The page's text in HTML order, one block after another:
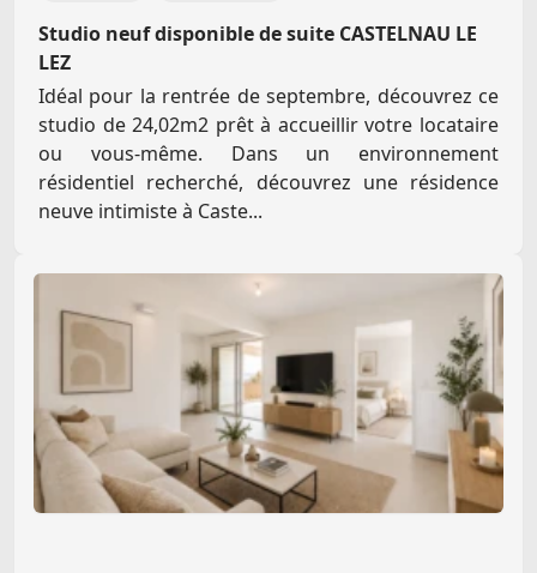
Studio neuf disponible de suite CASTELNAU LE
LEZ
Idéal pour la rentrée de septembre, découvrez ce
studio de 24,02m2 prêt à accueillir votre locataire
ou vous-même. Dans un environnement
résidentiel recherché, découvrez une résidence
neuve intimiste à Caste...